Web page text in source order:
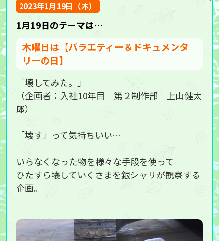
2023年1月19日（木）
1月19日のテーマは…
木曜日は【バラエティー＆ドキュメンタ
リーの日】
「壊してみた。」
（企画者：入社10年目 第２制作部 上山健太
郎）
「壊す」って気持ちいい…
いらなくなった物を様々な手段を使って
ひたすら壊していくさまを銀シャリが観察する
企画。